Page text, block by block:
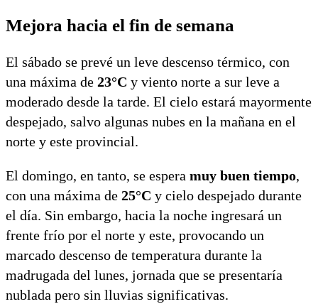
Mejora hacia el fin de semana
El sábado se prevé un leve descenso térmico, con
una máxima de 23°C y viento norte a sur leve a
moderado desde la tarde. El cielo estará mayormente
despejado, salvo algunas nubes en la mañana en el
norte y este provincial.
El domingo, en tanto, se espera muy buen tiempo,
con una máxima de 25°C y cielo despejado durante
el día. Sin embargo, hacia la noche ingresará un
frente frío por el norte y este, provocando un
marcado descenso de temperatura durante la
madrugada del lunes, jornada que se presentaría
nublada pero sin lluvias significativas.